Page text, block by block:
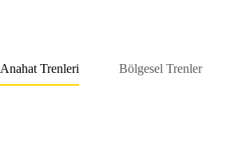
Anahat Trenleri Bölgesel Trenler